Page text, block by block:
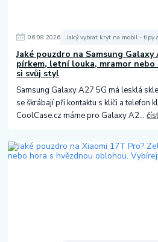
06.08.2026 Jaký vybrat kryt na mobil - tipy
Jaké pouzdro na Samsung Galaxy
pírkem, letní louka, mramor nebo
si svůj styl
Samsung Galaxy A27 5G má lesklá
se škrábají při kontaktu s klíči a telefon
CoolCase.cz máme pro Galaxy A2...